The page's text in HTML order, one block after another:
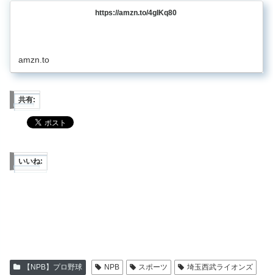
https://amzn.to/4gIKq80
amzn.to
共有:
いいね:
【NPB】プロ野球 NPB スポーツ 埼玉西武ライオンズ